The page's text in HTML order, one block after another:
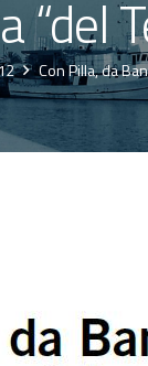
“del
Con Pilla, da